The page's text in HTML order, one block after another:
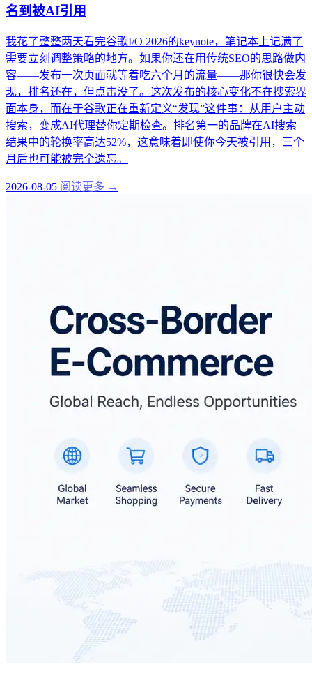
名到被AI引用
我花了整整两天看完谷歌I/O 2026的keynote，笔记本上记满了
需要立刻调整策略的地方。如果你还在用传统SEO的思路做内
容——发布一次页面就等着吃六个月的流量——那你很快会发
现，排名还在，但点击没了。这次发布的核心变化不在搜索界
面本身，而在于谷歌正在重新定义“发现”这件事：从用户主动
搜索，变成AI代理替你定期检查。排名第一的品牌在AI搜索
结果中的轮换率高达52%，这意味着即使你今天被引用，三个
月后也可能被完全遗忘。
2026-08-05 阅读更多 →